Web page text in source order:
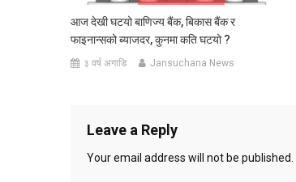
आज देखी घटयो बाणिज्य बैंक, बिकास बैंक र
फाइनान्सको ब्याजदर, कुनमा कति घटयो ?
३ वर्ष अगाडि Jansuchana News
Leave a Reply
Your email address will not be published.